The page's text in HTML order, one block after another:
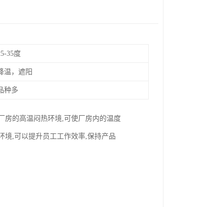
35度
温，遮阳
种多
房的高温闷热环境,可使厂房内的温度
境,可以提升员工工作效率,保持产品